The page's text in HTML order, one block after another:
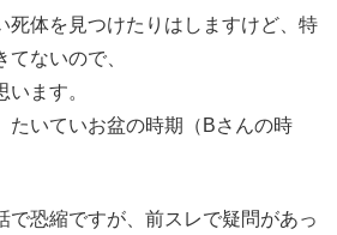
死体を見つけたりはしますけど、特
ないので、
ます。
たいていお盆の時期（Bさんの時
で恐縮ですが、前スレで疑問があっ